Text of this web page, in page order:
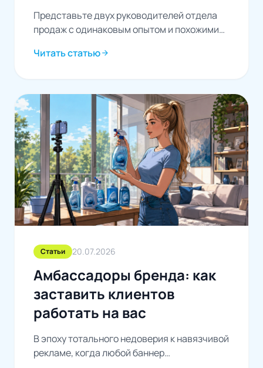
Представьте двух руководителей отдела
продаж с одинаковым опытом и похожими
конференции и пишут о нем...
Читать статьюarrow_forward
Статьи 20.07.2026
Амбассадоры бренда: как
заставить клиентов
работать на вас
В эпоху тотального недоверия к навязчивой
рекламе, когда любой баннер